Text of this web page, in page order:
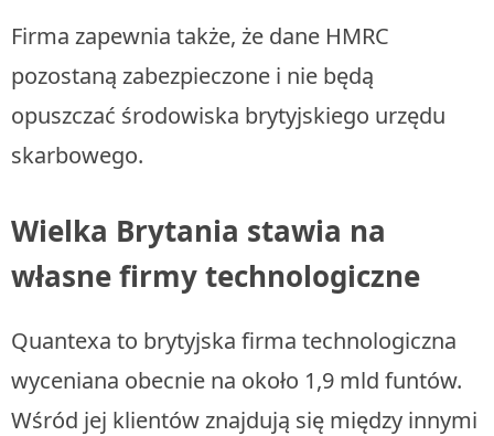
Firma zapewnia także, że dane HMRC
pozostaną zabezpieczone i nie będą
opuszczać środowiska brytyjskiego urzędu
skarbowego.
Wielka Brytania stawia na
własne firmy technologiczne
Quantexa to brytyjska firma technologiczna
wyceniana obecnie na około 1,9 mld funtów.
Wśród jej klientów znajdują się między innymi